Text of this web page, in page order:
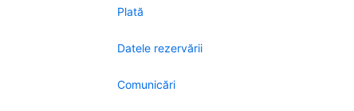
Plată
Datele rezervării
Comunicări